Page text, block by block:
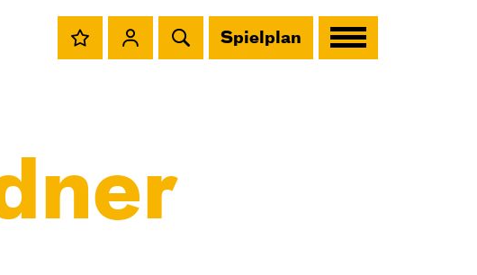
Spielplan